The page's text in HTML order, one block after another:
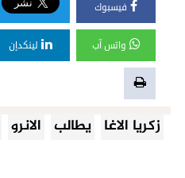
فيسبوك
واتس آب لينكدإن
زكريا الاغا يطالب الانرو